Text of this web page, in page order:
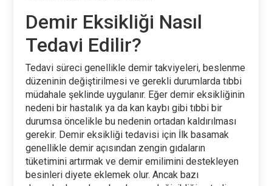
Demir Eksikliği Nasıl
Tedavi Edilir?
Tedavi süreci genellikle demir takviyeleri, beslenme
düzeninin değiştirilmesi ve gerekli durumlarda tıbbi
müdahale şeklinde uygulanır. Eğer demir eksikliğinin
nedeni bir hastalık ya da kan kaybı gibi tıbbi bir
durumsa öncelikle bu nedenin ortadan kaldırılması
gerekir. Demir eksikliği tedavisi için İlk basamak
genellikle demir açısından zengin gıdaların
tüketimini artırmak ve demir emilimini destekleyen
besinleri diyete eklemek olur. Ancak bazı